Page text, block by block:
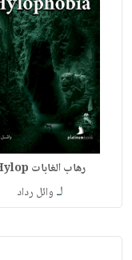
رهاب الغابات Hylop
لـ وائل رداد